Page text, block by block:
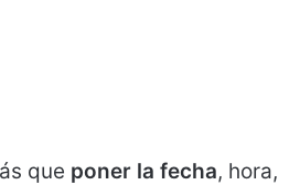
que poner la fecha, hora,